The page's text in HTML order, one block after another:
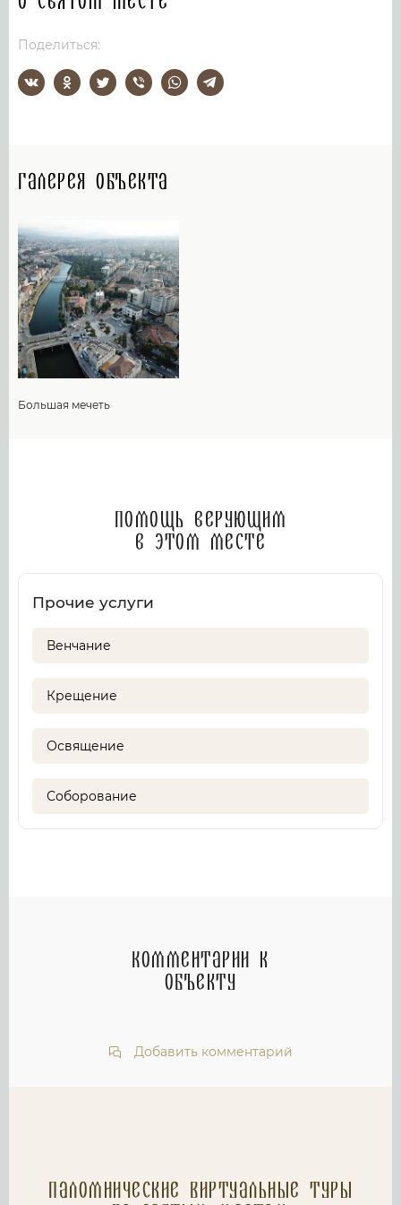
Поделиться:
Галерея объекта
Большая мечеть
Помощь верующим
в этом месте
Прочие услуги
Венчание
Крещение
Освящение
Соборование
Комментарии к
объекту
Добавить комментарий
Паломнические Виртуальные туры